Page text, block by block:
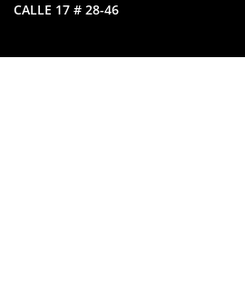
CALLE 17 # 28-46